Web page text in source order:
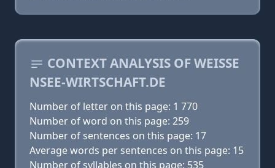
CONTEXT ANALYSIS OF WEISSE
NSEE-WIRTSCHAFT.DE
Number of letter on this page: 1 770
Number of word on this page: 259
Number of sentences on this page: 17
Average words per sentences on this page: 15
Number of syllables on this page: 535